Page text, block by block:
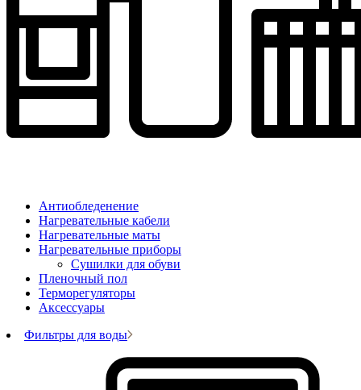
Антиобледенение
Нагревательные кабели
Нагревательные маты
Нагревательные приборы
Сушилки для обуви
Пленочный пол
Терморегуляторы
Аксессуары
Фильтры для воды